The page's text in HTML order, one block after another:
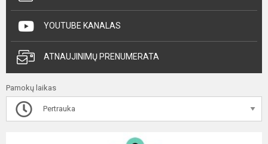
YOUTUBE KANALAS
ATNAUJINIMŲ PRENUMERATA
Pamokų laikas
Pertrauka